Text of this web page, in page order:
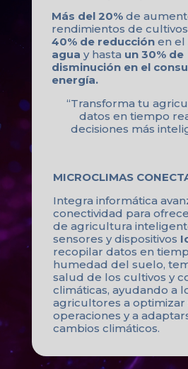
Más del 20%de
rendimientos de
40% de reducciónen el
agua y hasta un 30% de
disminución en el
energía.
“Transforma tu
datos en tiempo
decisiones más
MICROCLIMAS
Integra informática
conectividad para
de agricultura
sensores y dispositivos
recopilar datos en
humedad del suelo,
salud de los cultivos y
climáticas, ayudando a
agricultores a optimizar
operaciones y a
cambios climáticos.